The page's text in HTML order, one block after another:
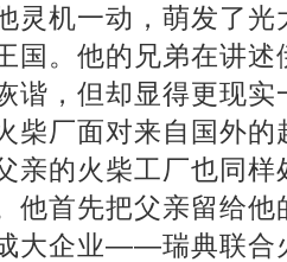
灵机一动，萌发了
国。他的兄弟在讲
谐，但却显得更现
柴厂面对来自国外
亲的火柴工厂也同
他首先把父亲留给
大企业——瑞典联合